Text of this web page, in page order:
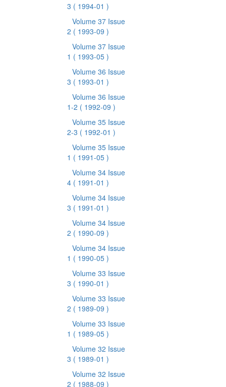
3 ( 1994-01 )
Volume 37 Issue
2 ( 1993-09 )
Volume 37 Issue
1 ( 1993-05 )
Volume 36 Issue
3 ( 1993-01 )
Volume 36 Issue
1-2 ( 1992-09 )
Volume 35 Issue
2-3 ( 1992-01 )
Volume 35 Issue
1 ( 1991-05 )
Volume 34 Issue
4 ( 1991-01 )
Volume 34 Issue
3 ( 1991-01 )
Volume 34 Issue
2 ( 1990-09 )
Volume 34 Issue
1 ( 1990-05 )
Volume 33 Issue
3 ( 1990-01 )
Volume 33 Issue
2 ( 1989-09 )
Volume 33 Issue
1 ( 1989-05 )
Volume 32 Issue
3 ( 1989-01 )
Volume 32 Issue
2 ( 1988-09 )